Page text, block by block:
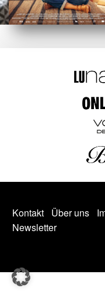
Kontakt Über uns
Newsletter